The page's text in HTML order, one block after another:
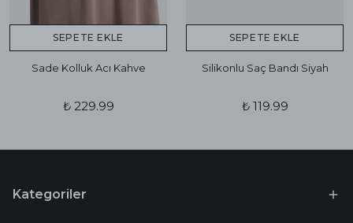
SEPETE EKLE
Sade Kolluk Acı Kahve
₺ 229.99
SEPETE EKLE
Silikonlu Saç Bandı Siyah
₺ 119.99
Kategoriler